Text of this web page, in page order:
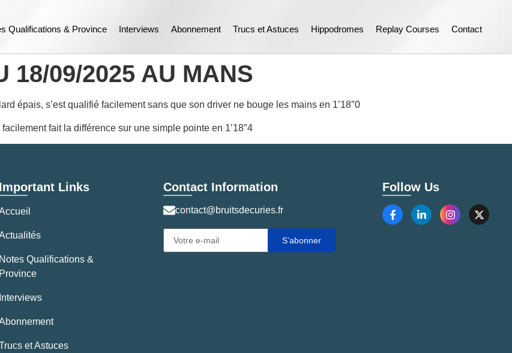
Qualifications & Province Interviews Abonnement Trucs et Astuces Hippodromes Replay Courses Contact
18/09/2025 AU MANS
épais, s’est qualifié facilement sans que son driver ne bouge les mains en 1’18″0
fait la différence sur une simple pointe en 1’18″4
Important Links
Notes Qualifications &
Province
Interviews
et Astuces
Contact Information
contact@bruitsdecuries.fr
S’abonner
Follow Us